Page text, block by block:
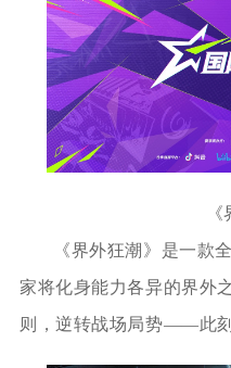
《界外狂潮》是一款
家将化身能力各异的界外
则，逆转战场局势——此刻